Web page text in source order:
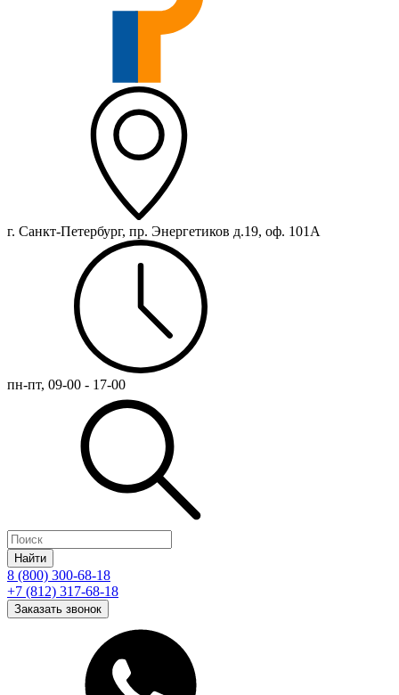
г. Санкт-Петербург, пр. Энергетиков д.19, оф. 101А
пн-пт, 09-00 - 17-00
Найти
8 (800) 300-68-18
+7 (812) 317-68-18
Заказать звонок